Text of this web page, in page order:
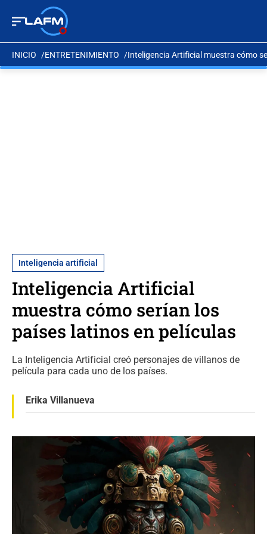
INICIO ENTRETENIMIENTO Inteligencia Artificial muestra cómo
Inteligencia artificial
Inteligencia Artificial
muestra cómo serían los
países latinos en películas
La Inteligencia Artificial creó personajes de villanos de
película para cada uno de los países.
Erika Villanueva